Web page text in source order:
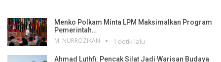
Menko Polkam Minta LPM Maksimalkan Program
Pemerintah…
M. NURROZIKAN 1 detik lalu
Ahmad Luthfi: Pencak Silat Jadi Warisan Budaya